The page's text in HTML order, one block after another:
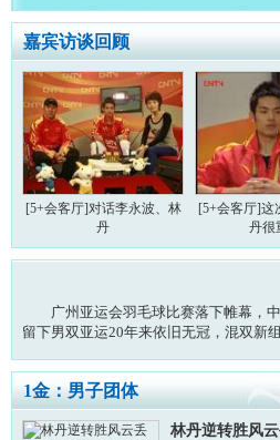
嘉宾访谈回顾
[5+会客厅]对话李永波、林
丹
[5+会客厅]这
丹很
广州亚运会羽毛球比赛落下帷幕，中
留下男双亚运20年来依旧无冠，混双新
1金：男子团体
林丹逆转胜风